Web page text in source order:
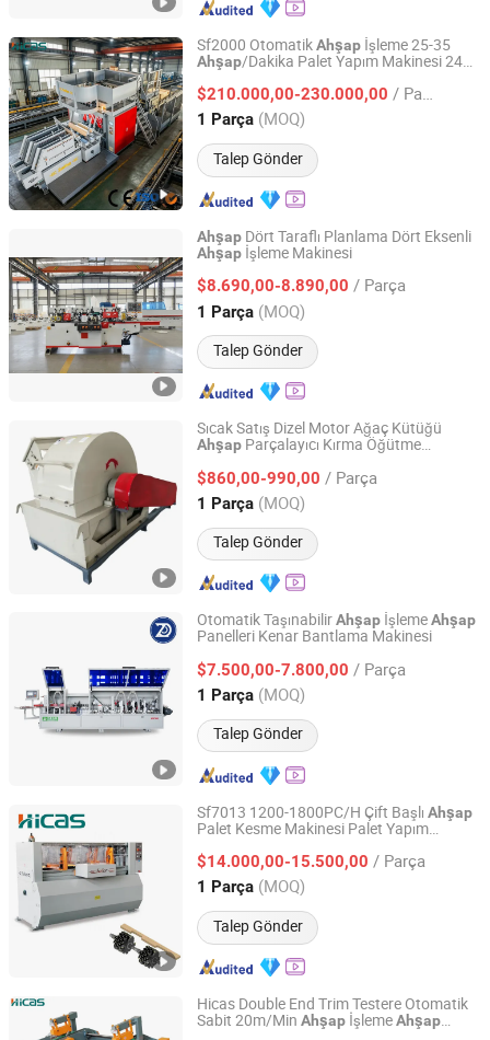
Sf2000 OtomatikAhşap İşleme 25-35
Ahşap/Dakika Palet Yapım Makinesi 24h
Makinesi
$210.000,00-230.000,00 / Parça
1 Parça (MOQ)
Talep Gönder
Qingdao High-Class Service Import & Export Co., Ltd.
Shandong, China Fiyat 2016
Ahşap Dört Taraflı Planlama Dört Eksenli
Ahşap İşleme Makinesi
$8.690,00-8.890,00 / Parça
1 Parça (MOQ)
Talep Gönder
Qingdao Zhongding Machinery Co., Ltd.
Shandong, China Fiyat 2018
Sıcak Satış Dizel Motor Ağaç Kütüğü
Ahşap Parçalayıcı Kırma Öğütme
Talaş için Ağır HizmetAhşap
Kırıcı
$860,00-990,00 / Parça
1 Parça (MOQ)
Talep Gönder
Shandong Qufu Taifeng Mechanical Equipment Co., Ltd.
Shandong, China Fiyat 2025
Otomatik TaşınabilirAhşap İşlemeAhşap
Panelleri Kenar Bantlama Makinesi
$7.500,00-7.800,00 / Parça
1 Parça (MOQ)
Talep Gönder
Qingdao Zhongding Machinery Co., Ltd.
Shandong, China Fiyat 2018
Sf7013 1200-1800PC/H Çift Başlı Ahşap
Palet Kesme Makinesi Palet Yapım
$14.000,00-15.500,00 / Parça
1 Parça (MOQ)
Talep Gönder
Qingdao High-Class Service Import & Export Co., Ltd.
Shandong, China Fiyat 2016
Hicas Double End Trim Testere Otomatik
Sabit 20m/Min Ahşap İşlemeAhşap
Qingdao High-Class Service Import & Export Co., Ltd.